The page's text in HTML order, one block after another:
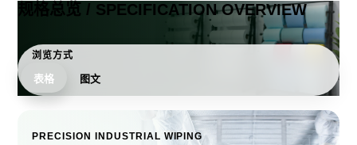
规格总览 / SPECIFICATION OVERVIEW
浏览方式
表格 图文
PRECISION INDUSTRIAL WIPING